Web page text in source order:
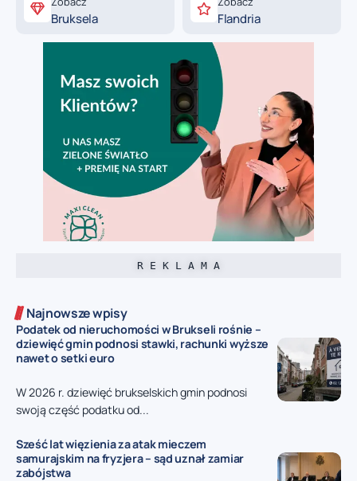
Bruksela Flandria
R E K L A M A
Najnowsze wpisy
Podatek od nieruchomości w Brukseli rośnie –
dziewięć gmin podnosi stawki, rachunki wyższe
nawet o setki euro
W 2026 r. dziewięć brukselskich gmin podnosi
swoją część podatku od...
Sześć lat więzienia za atak mieczem
samurajskim na fryzjera – sąd uznał zamiar
zabójstwa